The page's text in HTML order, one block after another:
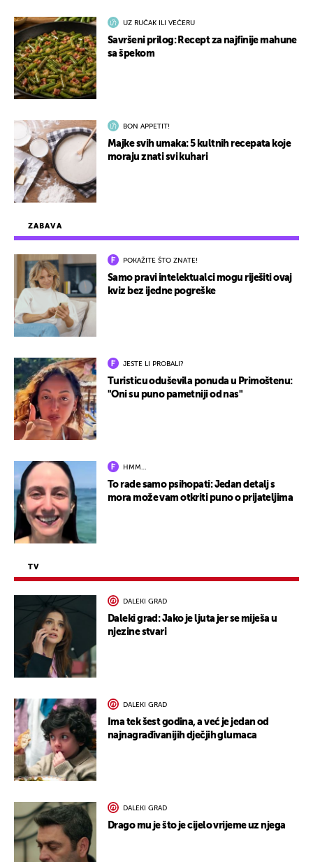
ZABAVA
POKAŽITE ŠTO ZNATE!
Samo pravi intelektualci mogu riješiti ovaj
kviz bez ijedne pogreške
JESTE LI PROBALI?
Turisticu oduševila ponuda u Primoštenu:
"Oni su puno pametniji od nas"
HMM…
To rade samo psihopati: Jedan detalj s
mora može vam otkriti puno o prijateljima
TV
DALEKI GRAD
Daleki grad: Jako je ljuta jer se miješa u
njezine stvari
DALEKI GRAD
Ima tek šest godina, a već je jedan od
najnagrađivanijih dječjih glumaca
DALEKI GRAD
Drago mu je što je cijelo vrijeme uz njega
UZ RUČAK ILI VEČERU
Savršeni prilog: Recept za najfinije mahune
sa špekom
BON APPETIT!
Majke svih umaka: 5 kultnih recepata koje
moraju znati svi kuhari